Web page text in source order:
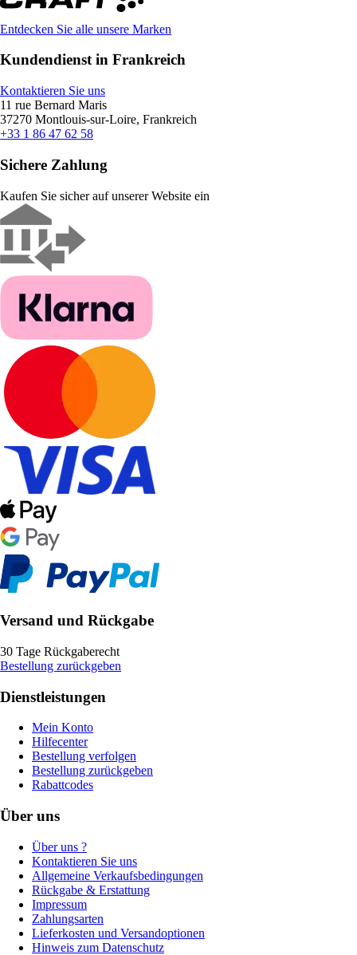
Entdecken Sie alle unsere Marken
Kundendienst in Frankreich
Kontaktieren Sie uns
11 rue Bernard Maris
37270 Montlouis-sur-Loire, Frankreich
+33 1 86 47 62 58
Sichere Zahlung
Kaufen Sie sicher auf unserer Website ein
Versand und Rückgabe
30 Tage Rückgaberecht
Bestellung zurückgeben
Dienstleistungen
Mein Konto
Hilfecenter
Bestellung verfolgen
Bestellung zurückgeben
Rabattcodes
Über uns
Über uns ?
Kontaktieren Sie uns
Allgemeine Verkaufsbedingungen
Rückgabe & Erstattung
Impressum
Zahlungsarten
Lieferkosten und Versandoptionen
Hinweis zum Datenschutz